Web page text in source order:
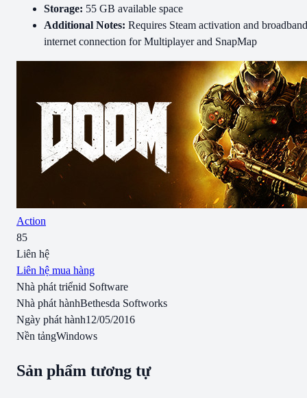
Storage: 55 GB available space
Additional Notes: Requires Steam activation and broadband
internet connection for Multiplayer and SnapMap
Action
85
Liên hệ
Liên hệ mua hàng
Nhà phát triểnid Software
Nhà phát hànhBethesda Softworks
Ngày phát hành12/05/2016
Nền tảngWindows
Sản phẩm tương tự